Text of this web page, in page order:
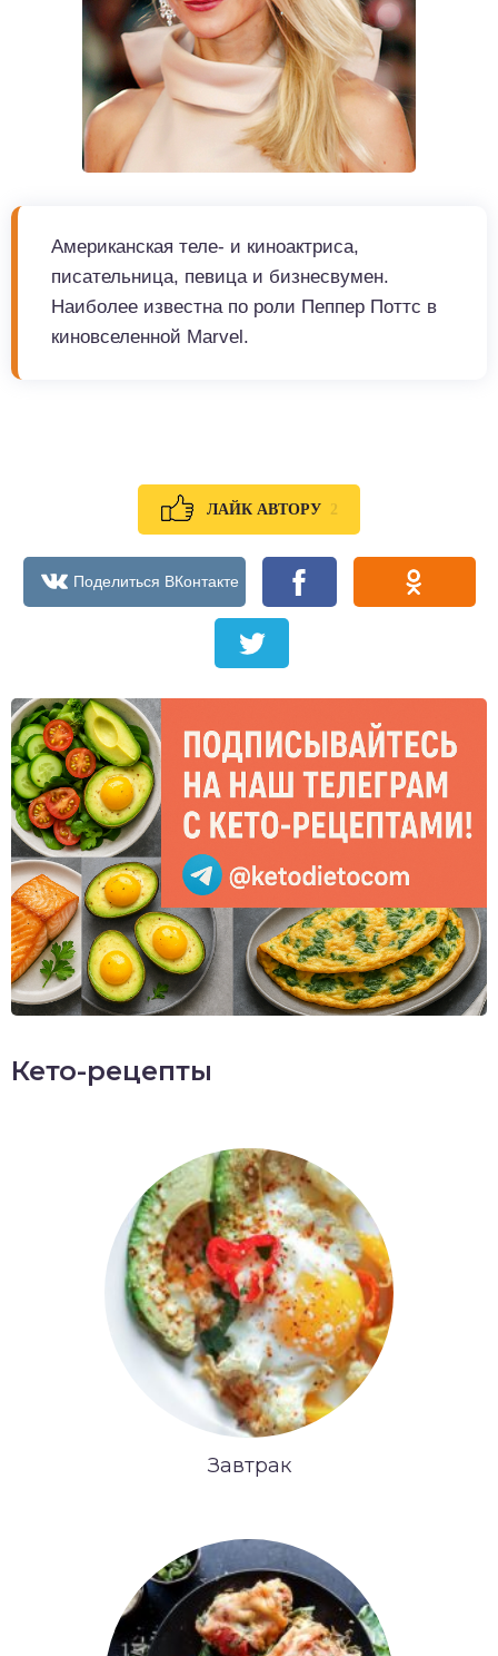
Американская теле- и киноактриса,
писательница, певица и бизнесвумен.
Наиболее известна по роли Пеппер Поттс в
киновселенной Marvel.
ЛАЙК АВТОРУ 2
Кето-рецепты
Завтрак